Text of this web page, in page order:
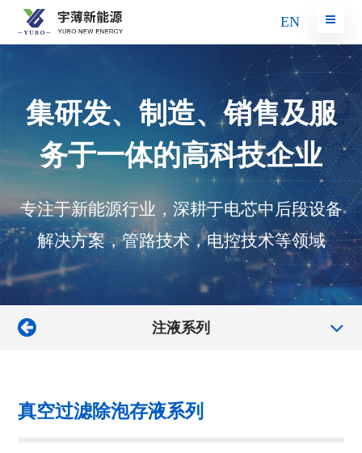
EN
集研发、制造、销售及服
务于一体的高科技企业
专注于新能源行业，深耕于电芯中后段设备
解决方案，管路技术，电控技术等领域
注液系列
真空过滤除泡存液系列